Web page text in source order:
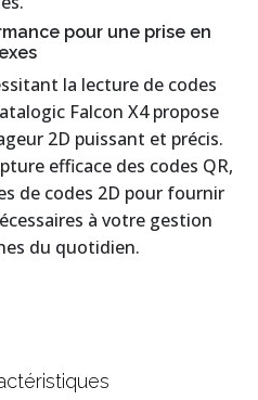
pour une prise en
la lecture de codes
Falcon X4 propose
2D puissant et précis.
efficace des codes QR,
de codes 2D pour fournir
à votre gestion
du quotidien.